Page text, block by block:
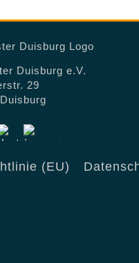
Duisburg e.V.
29
(EU)